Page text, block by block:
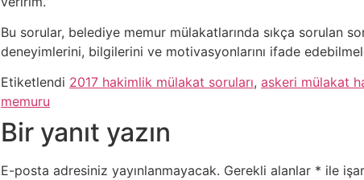
Bu sorular, belediye memur mülakatlarında sıkça sorulan
deneyimlerini, bilgilerini ve motivasyonlarını ifade
Etiketlendi 2017 hakimlik mülakat soruları, askeri mülakat
memuru
Bir yanıt yazın
E-posta adresiniz yayınlanmayacak. Gerekli alanlar * ile